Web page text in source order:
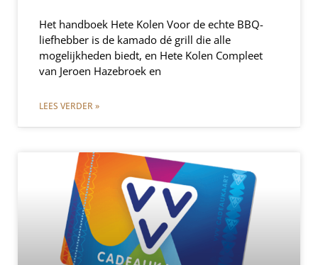
Het handboek Hete Kolen Voor de echte BBQ-
liefhebber is de kamado dé grill die alle
mogelijkheden biedt, en Hete Kolen Compleet
van Jeroen Hazebroek en
LEES VERDER »